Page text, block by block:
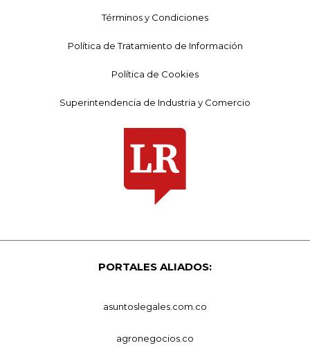
Términos y Condiciones
Política de Tratamiento de Información
Política de Cookies
Superintendencia de Industria y Comercio
PORTALES ALIADOS:
asuntoslegales.com.co
agronegocios.co